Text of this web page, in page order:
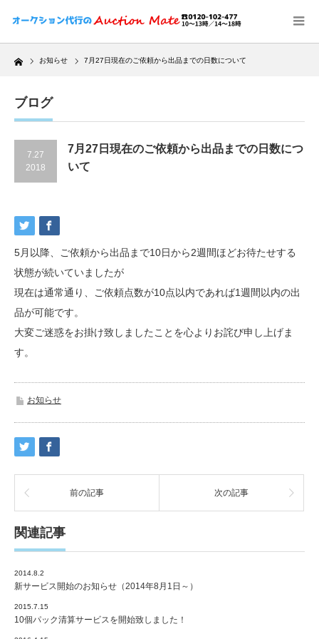
Home お知らせ 7月27日現在のご依頼から出品までの日数について
ブログ
7.27
2018
7月27日現在のご依頼から出品までの日数につ
いて
5月以降、ご依頼から出品まで10日から2週間ほどお待たせする
状態が続いていましたが
現在は通常通り、ご依頼点数が10点以内であれば1週間以内の出
品が可能です。
大変ご迷惑をお掛け致しましたことを心よりお詫び申し上げま
す。
お知らせ
前の記事 次の記事
関連記事
2014.8.2
新サービス開始のお知らせ（2014年8月1日～）
2015.7.15
10個パック清算サービスを開始致しました！